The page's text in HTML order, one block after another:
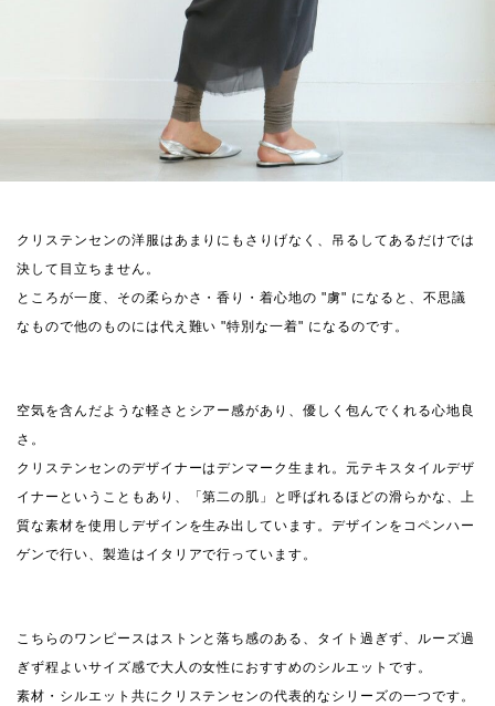
クリステンセンの洋服はあまりにもさりげなく、吊るしてあるだけでは
決して目立ちません。
ところが一度、その柔らかさ・香り・着心地の "虜" になると、不思議
なもので他のものには代え難い "特別な一着" になるのです。
空気を含んだような軽さとシアー感があり、優しく包んでくれる心地良
さ。
クリステンセンのデザイナーはデンマーク生まれ。元テキスタイルデザ
イナーということもあり、「第二の肌」と呼ばれるほどの滑らかな、上
質な素材を使用しデザインを生み出しています。デザインをコペンハー
ゲンで行い、製造はイタリアで行っています。
こちらのワンピースはストンと落ち感のある、タイト過ぎず、ルーズ過
ぎず程よいサイズ感で大人の女性におすすめのシルエットです。
素材・シルエット共にクリステンセンの代表的なシリーズの一つです。